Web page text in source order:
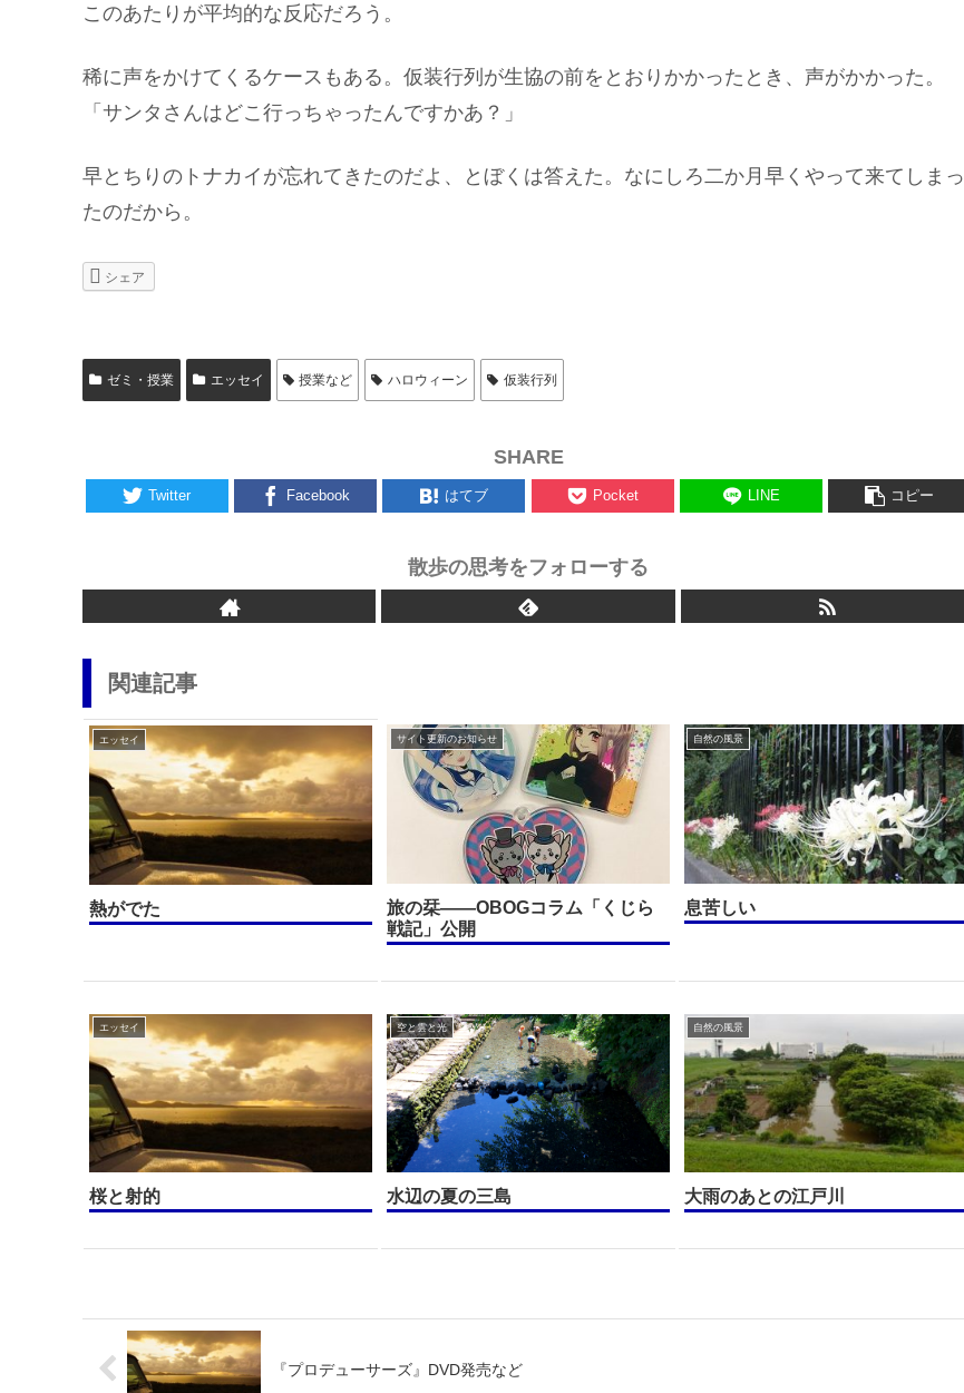
このあたりが平均的な反応だろう。
稀に声をかけてくるケースもある。仮装行列が生協の前をとおりかかったとき、声がかかった。
「サンタさんはどこ行っちゃったんですかあ？」
早とちりのトナカイが忘れてきたのだよ、とぼくは答えた。なにしろ二か月早くやって来てしまっ
たのだから。
シェア
ゼミ・授業 エッセイ 授業など ハロウィーン 仮装行列
SHARE
Twitter Facebook はてブ Pocket LINE コピー
散歩の思考をフォローする
関連記事
エッセイ
熱がでた
サイト更新のお知らせ
旅の栞——OBOGコラム「くじら
戦記」公開
自然の風景
息苦しい
エッセイ
桜と射的
空と雲と光
水辺の夏の三島
自然の風景
大雨のあとの江戸川
『プロデューサーズ』DVD発売など